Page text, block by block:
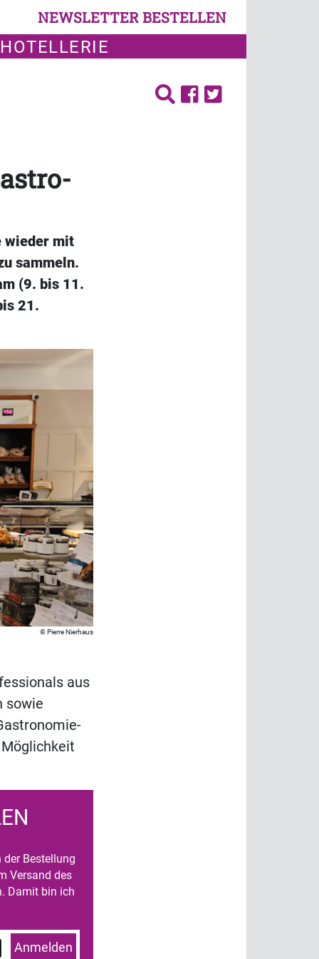
NEWSLETTER BESTELLEN
wieder mit
sammeln.
(9. bis 11.
21.
Pierre Nierhaus
aus
sowie
Bestellung
Versand des
Damit bin ich
Anmelden